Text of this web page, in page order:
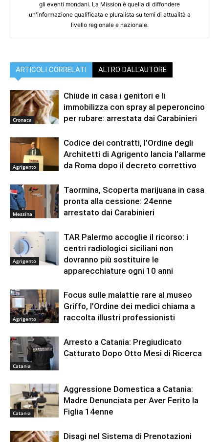
gli eventi mondani. La Mission è quella di diffondere
un'informazione qualificata e pluralista su temi di attualità a
livello regionale e nazionale.
ARTICOLI CORRELATI ALTRO DALL'AUTORE
Cronaca
Chiude in casa i genitori e li
immobilizza con spray al peperoncino
per rubare: arrestata dai Carabinieri
Agrigento
Codice dei contratti, l’Ordine degli
Architetti di Agrigento lancia l’allarme
da Roma dopo il decreto correttivo
Messina
Taormina, Scoperta marijuana in casa
pronta alla cessione: 24enne
arrestato dai Carabinieri
Agrigento
TAR Palermo accoglie il ricorso: i
centri radiologici siciliani non
dovranno più sostituire le
apparecchiature ogni 10 anni
Agrigento
Focus sulle malattie rare al museo
Griffo, l’Ordine dei medici chiama a
raccolta illustri professionisti
Catania
Arresto a Catania: Pregiudicato
Catturato Dopo Otto Mesi di Ricerca
Catania
Aggressione Domestica a Catania:
Madre Denunciata per Aver Ferito la
Figlia 14enne
Disagi nel Sistema di Prenotazioni